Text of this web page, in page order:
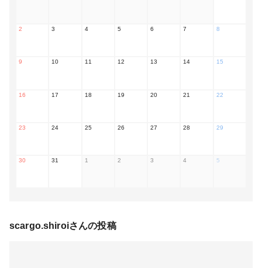
2 3 4 5 6 7 8
9 10 11 12 13 14 15
16 17 18 19 20 21 22
23 24 25 26 27 28 29
30 31 1 2 3 4 5
scargo.shiroiさんの投稿